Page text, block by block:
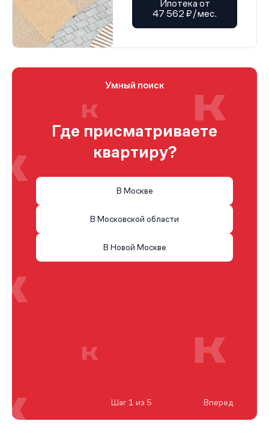
Ипотека от
47 562 ₽/мес.
Умный поиск
Где присматриваете
квартиру?
В Москве
В Московской области
В Новой Москве
Шаг 1 из 5 Вперед